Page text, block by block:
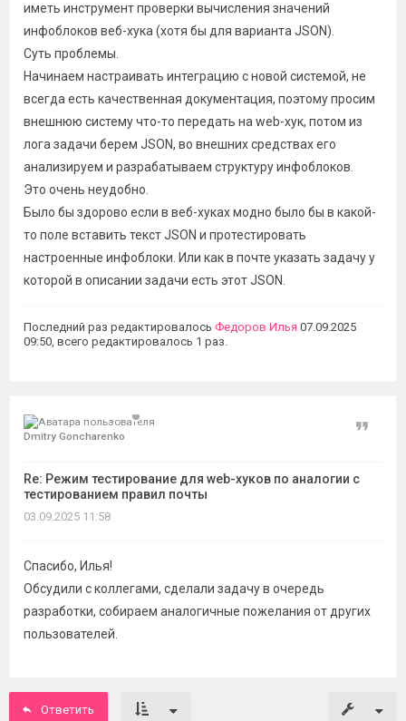
иметь инструмент проверки вычисления значений
инфоблоков веб-хука (хотя бы для варианта JSON).
Суть проблемы.
Начинаем настраивать интеграцию с новой системой, не
всегда есть качественная документация, поэтому просим
внешнюю систему что-то передать на web-хук, потом из
лога задачи берем JSON, во внешних средствах его
анализируем и разрабатываем структуру инфоблоков.
Это очень неудобно.
Было бы здорово если в веб-хуках модно было бы в какой-
то поле вставить текст JSON и протестировать
настроенные инфоблоки. Или как в почте указать задачу у
которой в описании задачи есть этот JSON.
Последний раз редактировалось Федоров Илья 07.09.2025
09:50, всего редактировалось 1 раз.
Dmitry Goncharenko
Re: Режим тестирование для web-хуков по аналогии с
тестированием правил почты
Цитата
03.09.2025 11:58
Спасибо, Илья!
Обсудили с коллегами, сделали задачу в очередь
разработки, собираем аналогичные пожелания от других
пользователей.
Ответить